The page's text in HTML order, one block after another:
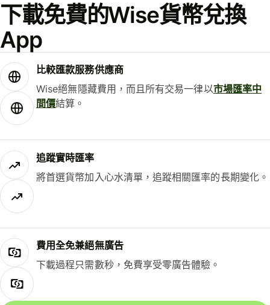
下載免費的Wise貨幣兌換
App
比較匯款服務供應商
Wise絕無隱藏費用，而且所有交易一律以市場匯率中
間價結算。
追蹤實時匯率
將首選貨幣加入心水清單，追蹤相關匯率的長期變化。
費用全免兼絕無廣告
下載過程只需數秒，免費享受零廣告體驗。